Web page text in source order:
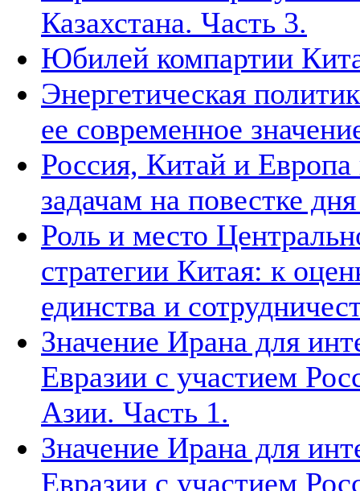
Казахстана. Часть 3.
Юбилей компартии
Энергетическая
ее современное
Россия, Китай и
задачам на повестке
Роль и место
стратегии Китая: к
единства и
Значение Ирана для
Евразии с участием
Азии. Часть 1.
Значение Ирана для
Евразии с участием